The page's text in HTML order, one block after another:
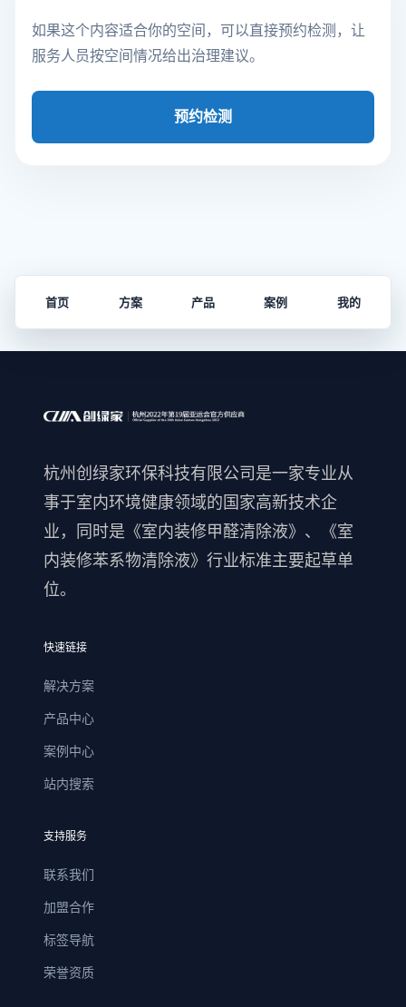
如果这个内容适合你的空间，可以直接预约检测，让
服务人员按空间情况给出治理建议。
预约检测
首页 方案 产品 案例 我的
杭州创绿家环保科技有限公司是一家专业从
事于室内环境健康领域的国家高新技术企
业，同时是《室内装修甲醛清除液》、《室
内装修苯系物清除液》行业标准主要起草单
位。
快速链接
解决方案
产品中心
案例中心
站内搜索
支持服务
联系我们
加盟合作
标签导航
荣誉资质